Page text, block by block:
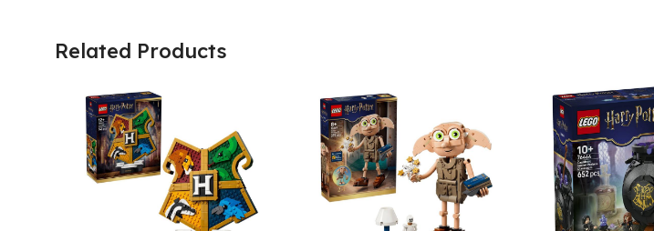
Related Products